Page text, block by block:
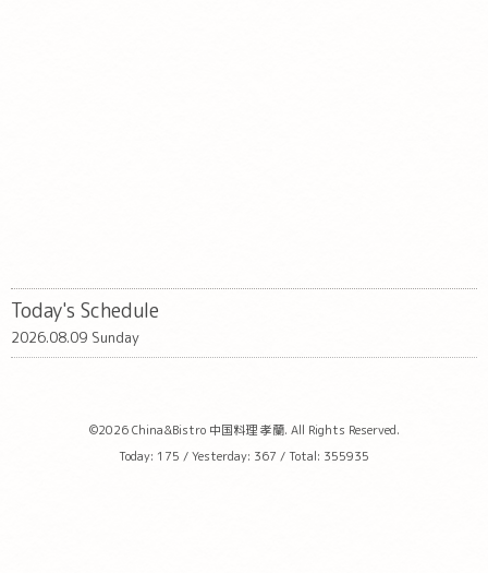
Today's Schedule
2026.08.09 Sunday
©2026China&Bistro 中国料理 孝蘭. All Rights Reserved.
Today: 175 / Yesterday: 367 / Total: 355935